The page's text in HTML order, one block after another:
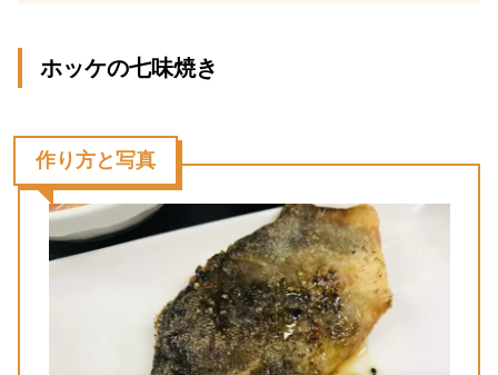
ホッケの七味焼き
作り方と写真